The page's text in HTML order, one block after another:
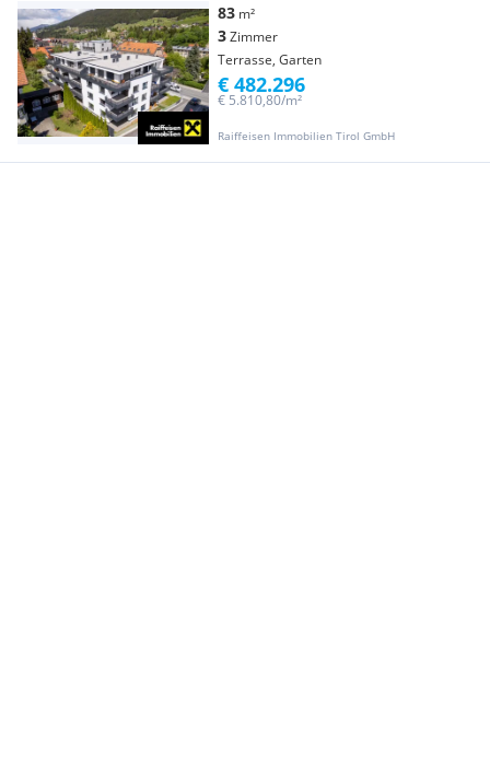
83 m²
3Zimmer
Terrasse, Garten
Raiffeisen Immobilien Tirol GmbH
€ 5.810,80/m²
€ 482.296